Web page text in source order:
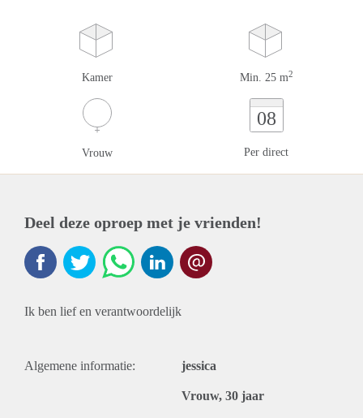
Kamer Min. 25 m2
Vrouw
08
Per direct
Deel deze oproep met je vrienden!
Ik ben lief en verantwoordelijk
Algemene informatie: jessica
Vrouw, 30 jaar